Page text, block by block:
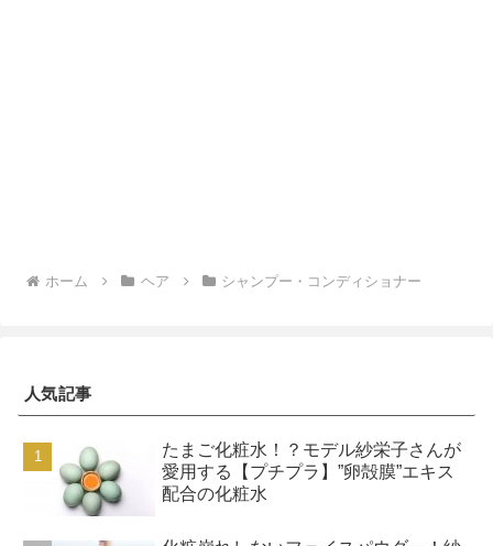
ホーム ヘア シャンプー・コンディショナー
人気記事
たまご化粧水！？モデル紗栄子さんが
愛用する【プチプラ】”卵殻膜”エキス
配合の化粧水